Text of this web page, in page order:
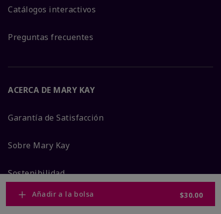
Añadir a la bolsa $30.00
Catálogos interactivos
Preguntas frecuentes
ACERCA DE MARY KAY
Garantía de Satisfacción
Sobre Mary Kay
Sostenibilidad
Promesa De Producto